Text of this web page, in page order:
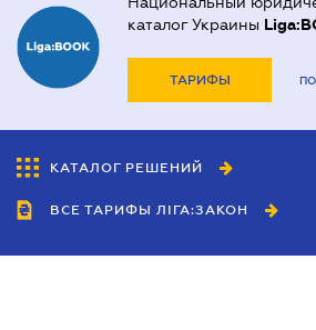
каталог Украины
ТАРИФЫ
КАТАЛОГ РЕШЕНИЙ
ВСЕ ТАРИФЫ ЛІГА:ЗАКОН